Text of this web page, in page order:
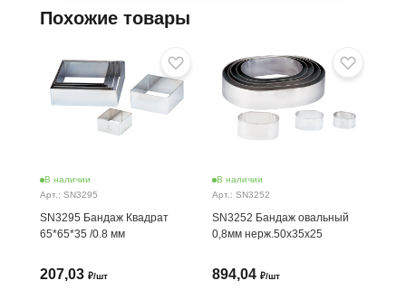
Похожие товары
В наличии
Арт.: SN3295
SN3295 Бандаж Квадрат
65*65*35 /0.8 мм
207,03 ₽/шт
В наличии
Арт.: SN3252
SN3252 Бандаж овальный
0,8мм нерж.50х35х25
894,04 ₽/шт